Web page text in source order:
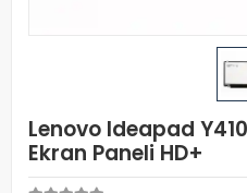
Lenovo Ideapad
Ekran Paneli HD+